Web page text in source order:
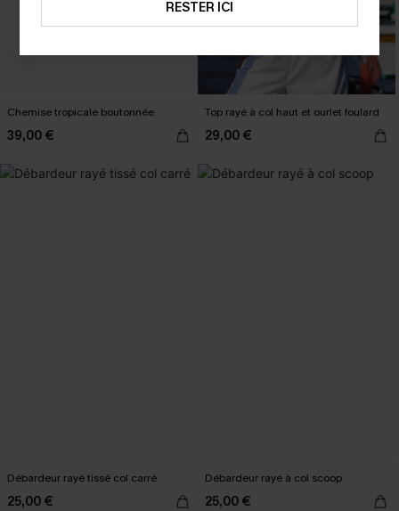
Chemise tropicale boutonnée
39,00 €
Top rayé à col haut et ourlet foulard
29,00 €
Débardeur rayé tissé col carré
25,00 €
Débardeur rayé à col scoop
25,00 €
RESTER ICI